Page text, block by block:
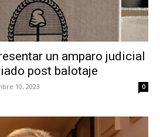
un amparo judicial
post balotaje
10, 2023 0